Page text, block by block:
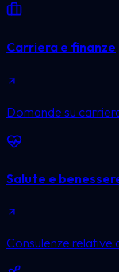
Carriera e finanze
Domande su
Salute e
Consulenze relative